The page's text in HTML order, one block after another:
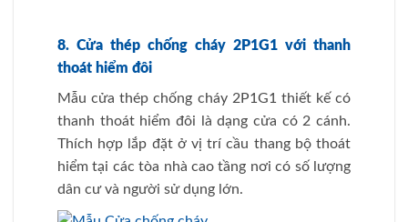
8. Cửa thép chống cháy 2P1G1 với thanh
thoát hiểm đôi
Mẫu cửa thép chống cháy 2P1G1 thiết kế có
thanh thoát hiểm đôi là dạng cửa có 2 cánh.
Thích hợp lắp đặt ở vị trí cầu thang bộ thoát
hiểm tại các tòa nhà cao tầng nơi có số lượng
dân cư và người sử dụng lớn.